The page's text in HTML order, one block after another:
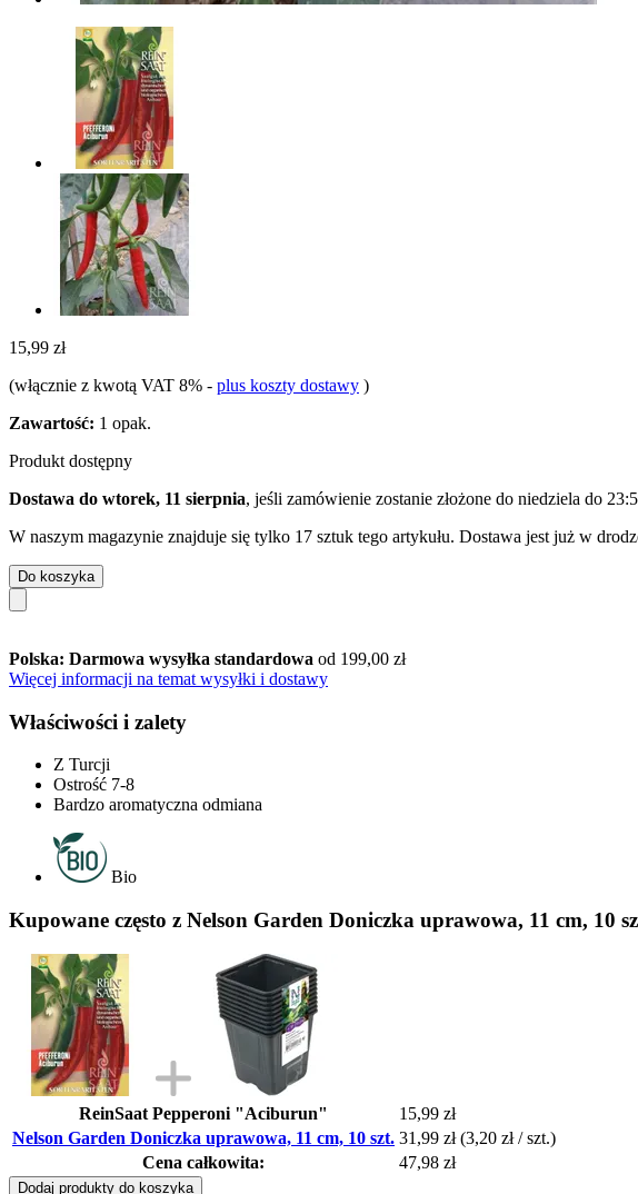
15,99 zł
(włącznie z kwotą VAT 8% - plus koszty dostawy )
Zawartość: 1 opak.
Produkt dostępny
Dostawa do wtorek, 11 sierpnia, jeśli zamówienie zostanie złożone do niedziela do
W naszym magazynie znajduje się tylko 17 sztuk tego artykułu. Dostawa jest już w
Do koszyka
Polska: Darmowa wysyłka standardowa od 199,00 zł
Więcej informacji na temat wysyłki i dostawy
Właściwości i zalety
Z Turcji
Ostrość 7-8
Bardzo aromatyczna odmiana
Bio
Kupowane często z Nelson Garden Doniczka uprawowa, 11 cm, 10
ReinSaat Pepperoni "Aciburun"
15,99 zł
Nelson Garden Doniczka uprawowa, 11 cm, 10 szt. 31,99 zł (3,20 zł / szt.)
Cena całkowita:
47,98 zł
Dodaj produkty do koszyka